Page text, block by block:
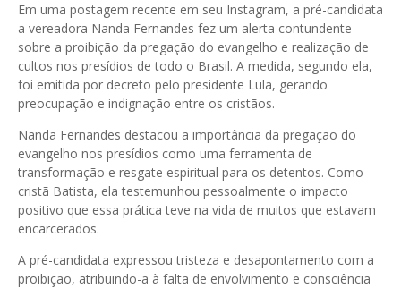
Em uma postagem recente em seu Instagram, a pré-candidata
a vereadora Nanda Fernandes fez um alerta contundente
sobre a proibição da pregação do evangelho e realização de
cultos nos presídios de todo o Brasil. A medida, segundo ela,
foi emitida por decreto pelo presidente Lula, gerando
preocupação e indignação entre os cristãos.
Nanda Fernandes destacou a importância da pregação do
evangelho nos presídios como uma ferramenta de
transformação e resgate espiritual para os detentos. Como
cristã Batista, ela testemunhou pessoalmente o impacto
positivo que essa prática teve na vida de muitos que estavam
encarcerados.
A pré-candidata expressou tristeza e desapontamento com a
proibição, atribuindo-a à falta de envolvimento e consciência